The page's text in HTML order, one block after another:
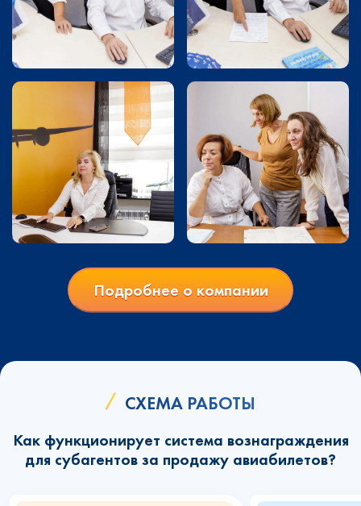
Подробнее о компании
СХЕМА РАБОТЫ
Как функционирует система вознаграждения
для субагентов за продажу авиабилетов?